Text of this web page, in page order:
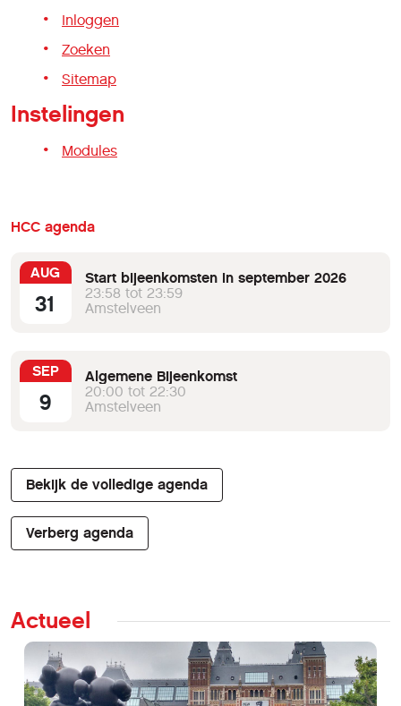
Inloggen
Zoeken
Sitemap
Instelingen
Modules
HCC agenda
AUG
31
Start bijeenkomsten in september 2026
23:58 tot 23:59
Amstelveen
SEP
9
Algemene Bijeenkomst
20:00 tot 22:30
Amstelveen
Bekijk de volledige agenda
Verberg agenda
Actueel